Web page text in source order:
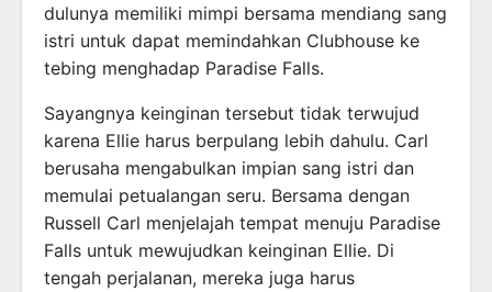
dulunya memiliki mimpi bersama mendiang sang
istri untuk dapat memindahkan Clubhouse ke
tebing menghadap Paradise Falls.
Sayangnya keinginan tersebut tidak terwujud
karena Ellie harus berpulang lebih dahulu. Carl
berusaha mengabulkan impian sang istri dan
memulai petualangan seru. Bersama dengan
Russell Carl menjelajah tempat menuju Paradise
Falls untuk mewujudkan keinginan Ellie. Di
tengah perjalanan, mereka juga harus